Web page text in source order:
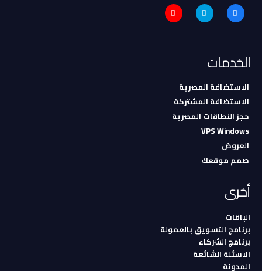
الخدمات
الاستضافة المصرية
الاستضافة المشتركة
حجز النطاقات المصرية
VPS Windows
العروض
صمم موقعك
أخرى
الباقات
برنامج التسويق بالعمولة
برنامج الشركاء
الاسئلة الشائعة
المدونة